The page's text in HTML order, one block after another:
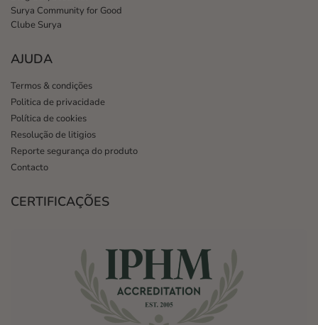
Surya Community for Good
Clube Surya
AJUDA
Termos & condições
Politica de privacidade
Política de cookies
Resolução de litigios
Reporte segurança do produto
Contacto
CERTIFICAÇÕES